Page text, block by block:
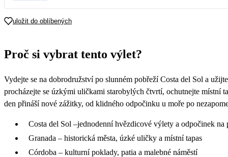
uložit do oblíbených
Proč si vybrat tento výlet?
Vydejte se na dobrodružství po slunném pobřeží Costa del Sol a
procházejte se úzkými uličkami starobylých čtvrtí, ochutnejte místní
den přináší nové zážitky, od klidného odpočinku u moře po
Costa del Sol –jednodenní hvězdicové výlety a odpočinek na
Granada – historická města, úzké uličky a místní tapas
Córdoba – kulturní poklady, patia a malebné náměstí